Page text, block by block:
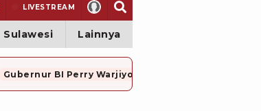
LIVESTREAM
Sulawesi Lainnya
Gubernur BI Perry Warjiyo Mundur